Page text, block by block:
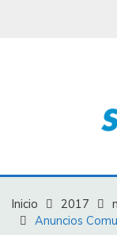
TOV
Inicio 2017
Anuncios